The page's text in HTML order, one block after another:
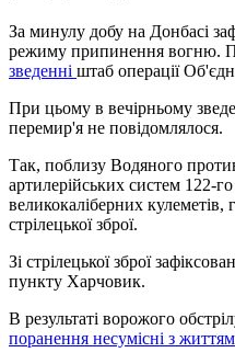
За минулу добу на Донбасі
режиму припинення вогню.
зведенні штаб операції
При цьому в вечірньому
перемир'я не повідомлялося.
Так, поблизу Водяного
артилерійських систем 122-го
великокаліберних кулеметів,
стрілецької зброї.
Зі стрілецької зброї
пункту Харчовик.
В результаті ворожого
поранення несумісні з життям